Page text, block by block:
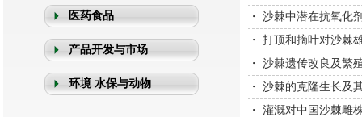
医药食品
产品开发与市场
环境 水保与动物
・ 沙棘中潜在抗氧化
・ 打顶和摘叶对沙棘
・ 沙棘遗传改良及繁
・ 沙棘的克隆生长及
・ 灌溉对中国沙棘雌